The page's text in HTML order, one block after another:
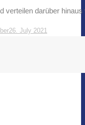
verteilen darüber
26. July 2021